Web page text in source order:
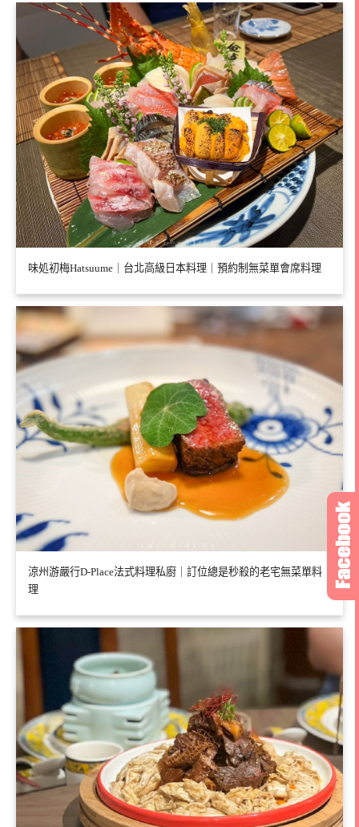
味処初梅Hatsuume｜台北高級日本料理｜預約制無菜單會席料理
涼州游嚴行D-Place法式料理私廚｜訂位總是秒殺的老宅無菜單料
理